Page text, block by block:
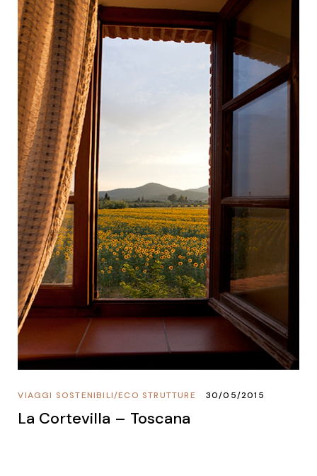
ECO STRUTTURE
/
VIAGGI SOSTENIBILI 30/05/2015
La Cortevilla – Toscana